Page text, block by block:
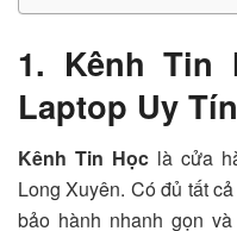
1. Kênh Tin
Laptop Uy
Kênh Tin Học là cửa
Long Xuyên. Có đủ tất
bảo hành nhanh gọn